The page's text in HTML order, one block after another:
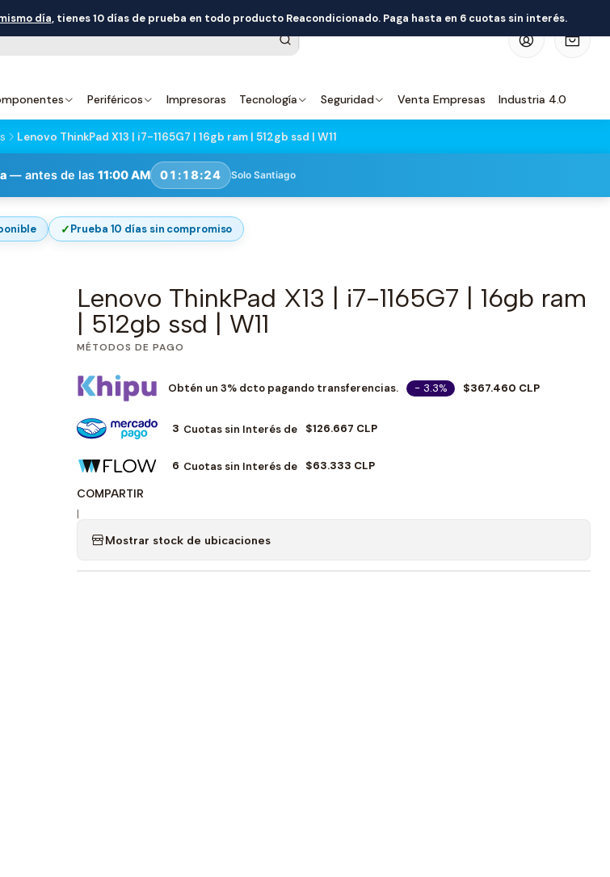
Periféricos Impresoras Tecnología Seguridad Venta Empresas Industria 4.0
día, tienes 10 días de prueba en todo producto Reacondicionado. Paga hasta en 6 cuotas sin interés.
Lenovo ThinkPad X13 | i7-1165G7 | 16gb ram | 512gb ssd | W11
— antes de las 11:00 AM 01:18:23 Solo Santiago
✓Prueba 10 días sin compromiso
Lenovo ThinkPad X13 | i7-1165G7 | 16gb ram
| 512gb ssd | W11
MÉTODOS DE PAGO
Obtén un 3% dcto pagando transferencias. - 3.3% $367.460 CLP
3 Cuotas sin Interés de $126.667 CLP
6 Cuotas sin Interés de $63.333 CLP
COMPARTIR
|
Mostrar stock de ubicaciones